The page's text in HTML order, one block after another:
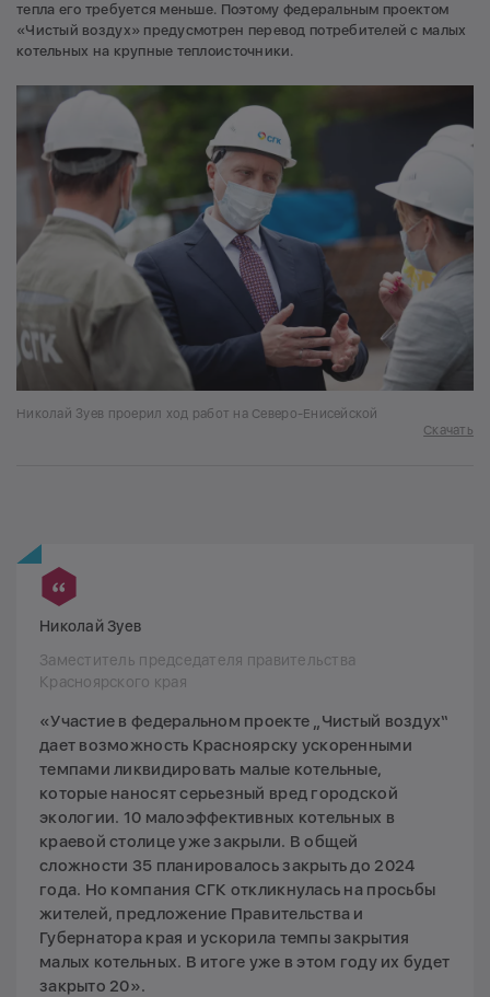
тепла его требуется меньше. Поэтому федеральным проектом
«Чистый воздух» предусмотрен перевод потребителей с малых
котельных на крупные теплоисточники.
Николай Зуев проерил ход работ на Северо-Енисейской
Скачать
Николай Зуев
Заместитель председателя правительства
Красноярского края
«Участие в федеральном проекте „Чистый воздух“
дает возможность Красноярску ускоренными
темпами ликвидировать малые котельные,
которые наносят серьезный вред городской
экологии. 10 малоэффективных котельных в
краевой столице уже закрыли. В общей
сложности 35 планировалось закрыть до 2024
года. Но компания СГК откликнулась на просьбы
жителей, предложение Правительства и
Губернатора края и ускорила темпы закрытия
малых котельных. В итоге уже в этом году их будет
закрыто 20».